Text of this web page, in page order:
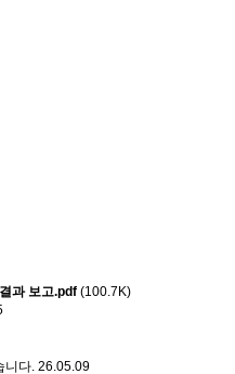
과 보고.pdf (100.7K)
니다. 26.05.09